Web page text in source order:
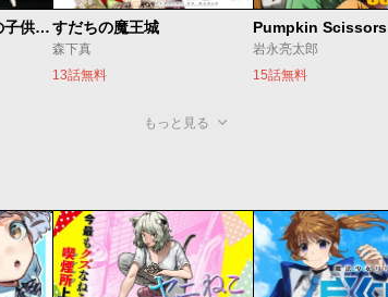
ベオグラードメトロの子供たちすだちの魔王城
森下真
13話無料
Pumpkin Scissors
岩永亮太郎
15話無料
もっと見る